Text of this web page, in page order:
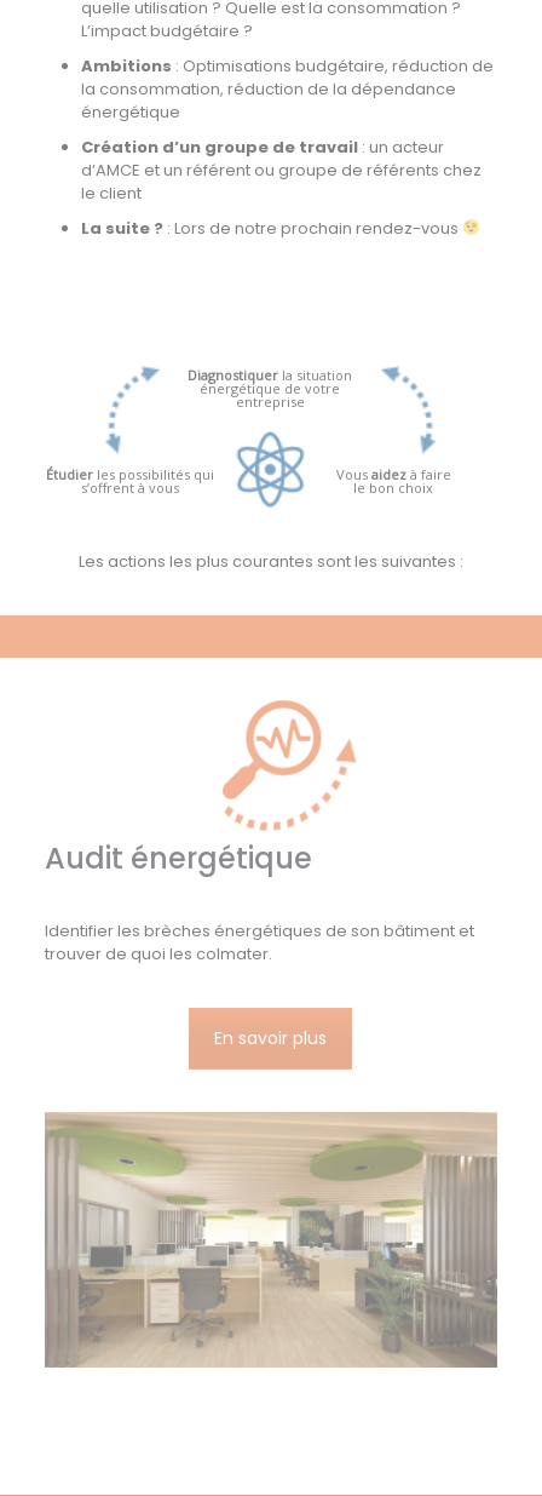
quelle utilisation ? Quelle est la consommation ?
L’impact budgétaire ?
Ambitions : Optimisations budgétaire, réduction de
la consommation, réduction de la dépendance
énergétique
Création d’un groupe de travail: un acteur
d’AMCE et un référent ou groupe de référents chez
le client
La suite ?: Lors de notre prochain rendez-vous
Diagnostiquer la situation
énergétique de votre
entreprise
Étudierles possibilités qui
s’offrent à vous
Vous aidezà faire
le bon choix
Les actions les plus courantes sont les suivantes :
Audit énergétique
Identifier les brèches énergétiques de son bâtiment et
trouver de quoi les colmater.
En savoir plus